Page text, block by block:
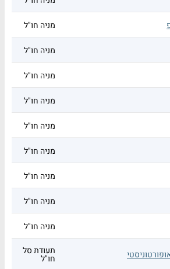
מניה חו"ל
מניה חו"ל
מניה חו"ל
מניה חו"ל
מניה חו"ל
מניה חו"ל
מניה חו"ל
מניה חו"ל
מניה חו"ל
תעודת סל
חו"ל